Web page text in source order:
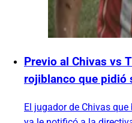
Previo al Chivas vs
rojiblanco que pidió
El jugador de Chivas